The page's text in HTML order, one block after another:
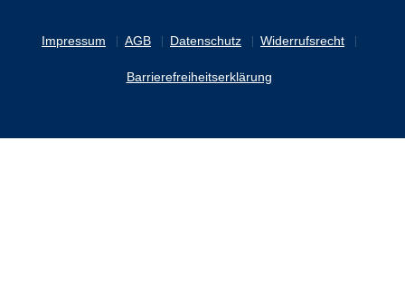
Impressum AGB Datenschutz Widerrufsrecht
Barrierefreiheitserklärung